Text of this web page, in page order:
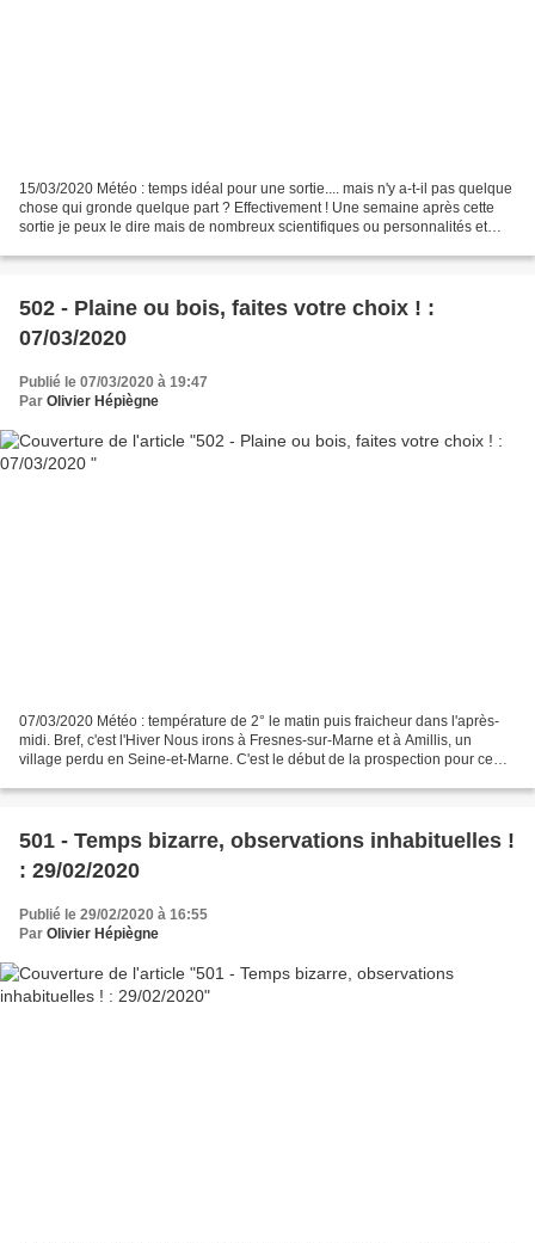
15/03/2020 Météo : temps idéal pour une sortie.... mais n'y a-t-il pas quelque
chose qui gronde quelque part ? Effectivement ! Une semaine après cette
sortie je peux le dire mais de nombreux scientifiques ou personnalités et
502 - Plaine ou bois, faites votre choix ! :
07/03/2020
Publié le 07/03/2020 à 19:47
Par Olivier Hépiègne
07/03/2020 Météo : température de 2° le matin puis fraicheur dans l'après-
midi. Bref, c'est l'Hiver Nous irons à Fresnes-sur-Marne et à Amillis, un
village perdu en Seine-et-Marne. C'est le début de la prospection pour ce
501 - Temps bizarre, observations inhabituelles !
: 29/02/2020
Publié le 29/02/2020 à 16:55
Par Olivier Hépiègne